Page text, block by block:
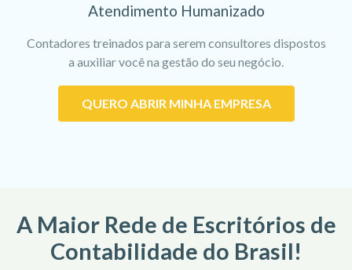
Atendimento Humanizado
Contadores treinados para serem consultores dispostos
a auxiliar você na gestão do seu negócio.
QUERO ABRIR MINHA EMPRESA
A Maior Rede de Escritórios de
Contabilidade do Brasil!